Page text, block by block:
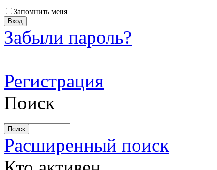
Запомнить меня
Забыли пароль?
Регистрация
Поиск
Расширенный поиск